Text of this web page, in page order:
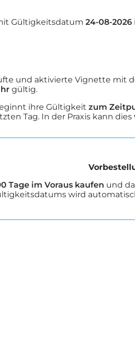
Gültigkeitsdatum 24-08-2026
und aktivierte Vignette mit
gültig.
ihre Gültigkeit zum
Tag. In der Praxis kann dies
Tage im Voraus kaufen und
wird